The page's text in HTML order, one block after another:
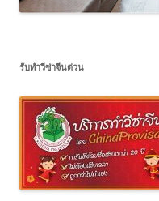
รับทำวีซ่าจีนด่วน